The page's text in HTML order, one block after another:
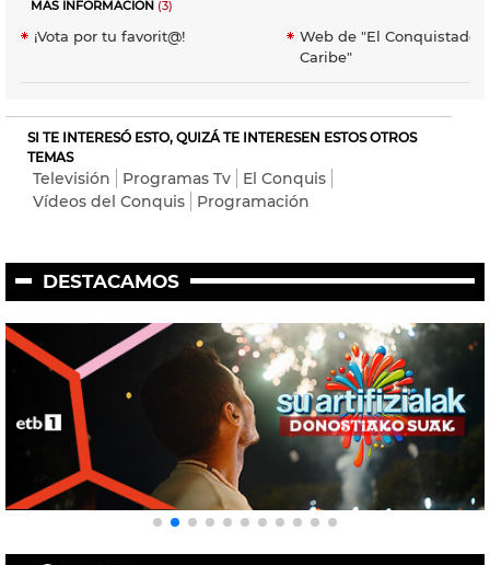
MÁS INFORMACIÓN (3)
¡Vota por tu favorit@!
Web de "El Conquistador
Caribe"
SI TE INTERESÓ ESTO, QUIZÁ TE INTERESEN ESTOS OTROS
TEMAS
Televisión Programas Tv
El Conquis
Vídeos del Conquis
Programación
DESTACAMOS